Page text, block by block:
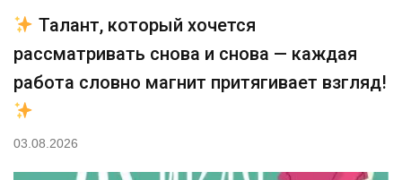
Талант, который хочется
рассматривать снова и снова — каждая
работа словно магнит притягивает взгляд!
03.08.2026